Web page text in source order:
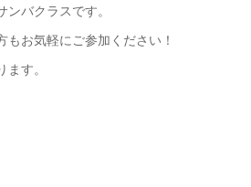
バクラスです。
お気軽にご参加ください！
す。